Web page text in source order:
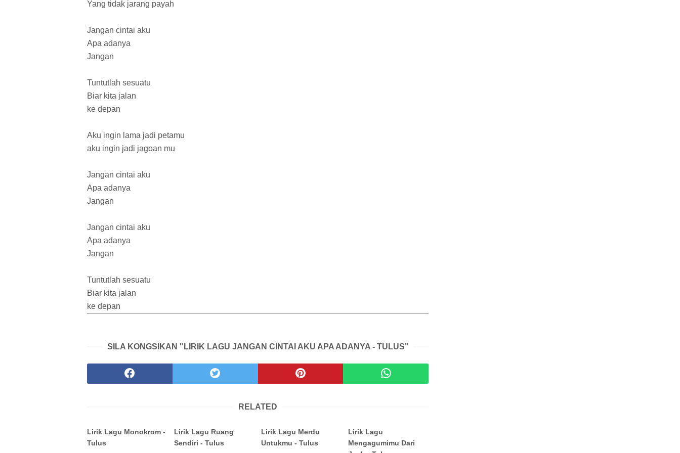
Yang tidak jarang payah
Jangan cintai aku
Apa adanya
Jangan
Tuntutlah sesuatu
Biar kita jalan
ke depan
Aku ingin lama jadi petamu
aku ingin jadi jagoan mu
Jangan cintai aku
Apa adanya
Jangan
Jangan cintai aku
Apa adanya
Jangan
Tuntutlah sesuatu
Biar kita jalan
ke depan
SILA KONGSIKAN "LIRIK LAGU JANGAN CINTAI AKU APA ADANYA - TULUS"
RELATED
Lirik Lagu Monokrom -
Tulus
Lirik Lagu Ruang
Sendiri - Tulus
Lirik Lagu Merdu
Untukmu - Tulus
Lirik Lagu
Mengagumimu Dari